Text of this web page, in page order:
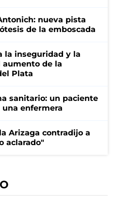
nueva pista
de la emboscada
la inseguridad y la
aumento de la
Plata
sanitario: un paciente
enfermera
Arizaga contradijo a
aclarado"